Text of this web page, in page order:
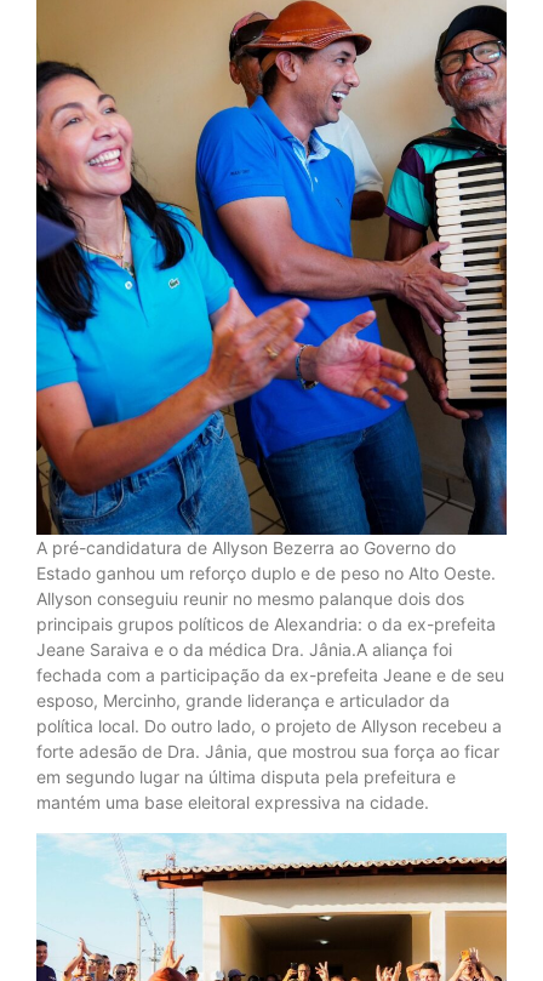
A pré-candidatura de Allyson Bezerra ao Governo do
Estado ganhou um reforço duplo e de peso no Alto Oeste.
Allyson conseguiu reunir no mesmo palanque dois dos
principais grupos políticos de Alexandria: o da ex-prefeita
Jeane Saraiva e o da médica Dra. Jânia.A aliança foi
fechada com a participação da ex-prefeita Jeane e de seu
esposo, Mercinho, grande liderança e articulador da
política local. Do outro lado, o projeto de Allyson recebeu a
forte adesão de Dra. Jânia, que mostrou sua força ao ficar
em segundo lugar na última disputa pela prefeitura e
mantém uma base eleitoral expressiva na cidade.